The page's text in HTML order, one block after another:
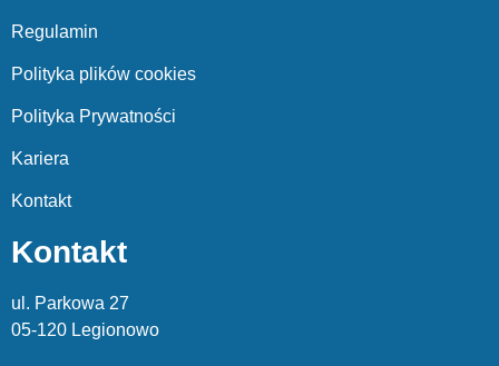
Regulamin
Polityka plików cookies
Polityka Prywatności
Kariera
Kontakt
Kontakt
ul. Parkowa 27
05-120 Legionowo